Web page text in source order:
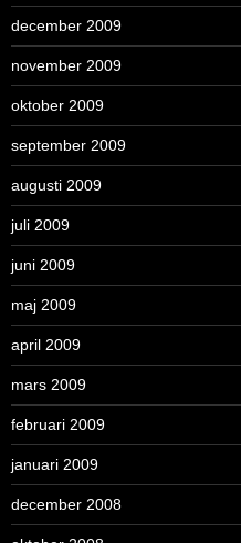
december 2009
november 2009
oktober 2009
september 2009
augusti 2009
juli 2009
juni 2009
maj 2009
april 2009
mars 2009
februari 2009
januari 2009
december 2008